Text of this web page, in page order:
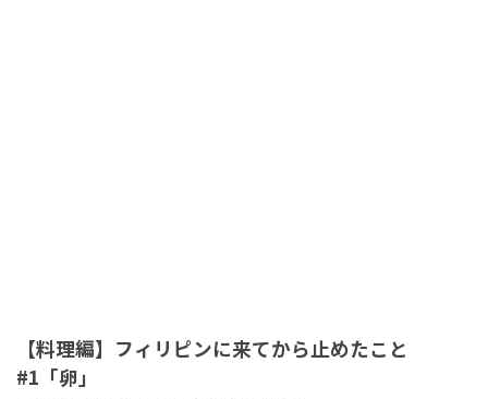
【料理編】フィリピンに来てから止めたこと
#1「卵」